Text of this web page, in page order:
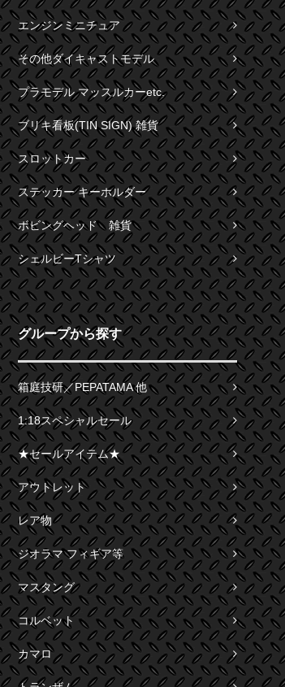
エンジンミニチュア
その他ダイキャストモデル
プラモデル マッスルカーetc.
ブリキ看板(TIN SIGN) 雑貨
スロットカー
ステッカー キーホルダー
ボビングヘッド 雑貨
シェルビーTシャツ
グループから探す
箱庭技研／PEPATAMA 他
1:18スペシャルセール
★セールアイテム★
アウトレット
レア物
ジオラマ フィギア等
マスタング
コルベット
カマロ